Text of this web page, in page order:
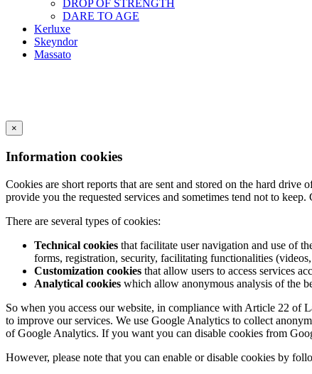
DROP OF STRENGTH
DARE TO AGE
Kerluxe
Skeyndor
Massato
×
Information cookies
Cookies are short reports that are sent and stored on the hard
provide you the requested services and sometimes tend not to keep.
There are several types of cookies:
Technical cookies that facilitate user navigation and use of
forms, registration, security, facilitating functionalities
Customization cookies that allow users to access services
Analytical cookies which allow anonymous analysis of the
So when you access our website, in compliance with Article 22 of
to improve our services. We use Google Analytics to collect
of Google Analytics. If you want you can disable cookies from
However, please note that you can enable or disable cookies by